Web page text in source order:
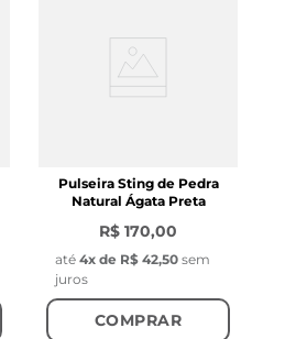
Pulseira Sting de Pedra
Natural Ágata Preta
R$ 170,00
até 4x de R$ 42,50 sem
juros
COMPRAR